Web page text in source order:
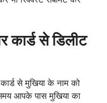
कार्ड से डिलीट
से मुखिया के नाम को
आपके पास मुखिया का